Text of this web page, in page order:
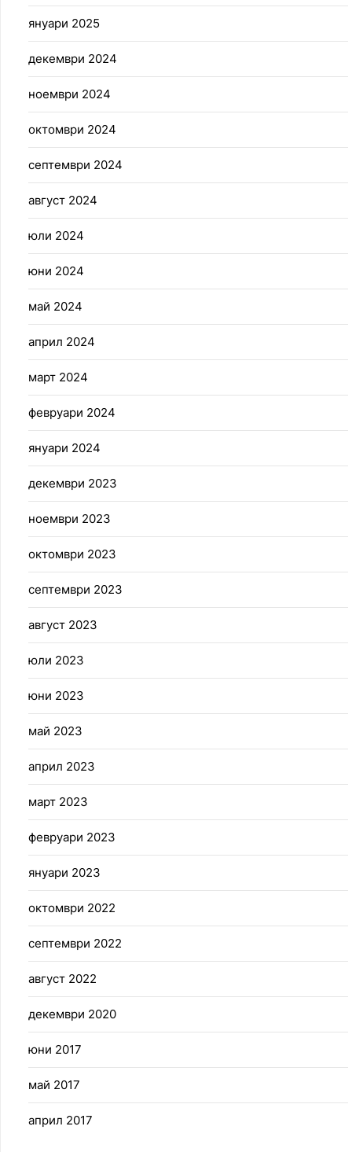
януари 2025
декември 2024
ноември 2024
октомври 2024
септември 2024
август 2024
юли 2024
юни 2024
май 2024
април 2024
март 2024
февруари 2024
януари 2024
декември 2023
ноември 2023
октомври 2023
септември 2023
август 2023
юли 2023
юни 2023
май 2023
април 2023
март 2023
февруари 2023
януари 2023
октомври 2022
септември 2022
август 2022
декември 2020
юни 2017
май 2017
април 2017